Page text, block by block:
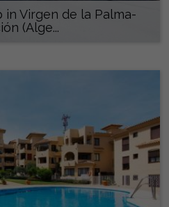
Virgen de la Palma-
(Alge...